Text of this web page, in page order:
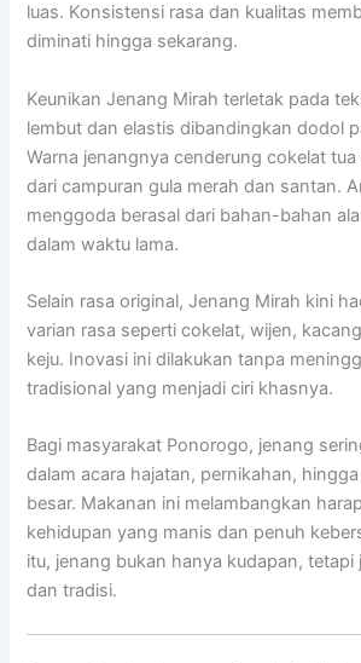
luas. Konsistensi rasa dan kualitas
diminati hingga sekarang.
Keunikan Jenang Mirah terletak pada
lembut dan elastis dibandingkan dodol
Warna jenangnya cenderung cokelat
dari campuran gula merah dan santan.
menggoda berasal dari bahan-bahan
dalam waktu lama.
Selain rasa original, Jenang Mirah kini
varian rasa seperti cokelat, wijen,
keju. Inovasi ini dilakukan tanpa
tradisional yang menjadi ciri khasnya.
Bagi masyarakat Ponorogo, jenang
dalam acara hajatan, pernikahan,
besar. Makanan ini melambangkan
kehidupan yang manis dan penuh
itu, jenang bukan hanya kudapan, tetapi
dan tradisi.